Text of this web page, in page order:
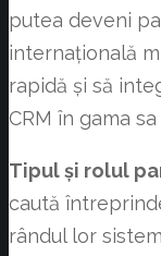
putea deveni
internațională
rapidă și să
CRM în gama
Tipul și rolul
caută
rândul lor